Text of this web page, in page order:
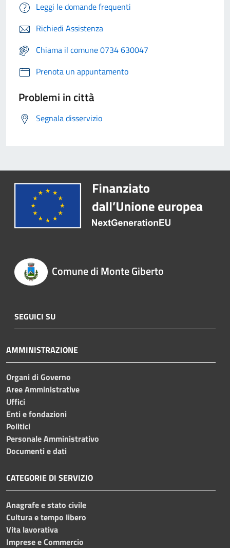
Leggi le domande frequenti
Richiedi Assistenza
Chiama il comune 0734 630047
Prenota un appuntamento
Problemi in città
Segnala disservizio
Comune di Monte Giberto
SEGUICI SU
AMMINISTRAZIONE
Organi di Governo
Aree Amministrative
Uffici
Enti e fondazioni
Politici
Personale Amministrativo
Documenti e dati
CATEGORIE DI SERVIZIO
Anagrafe e stato civile
Cultura e tempo libero
Vita lavorativa
Imprese e Commercio